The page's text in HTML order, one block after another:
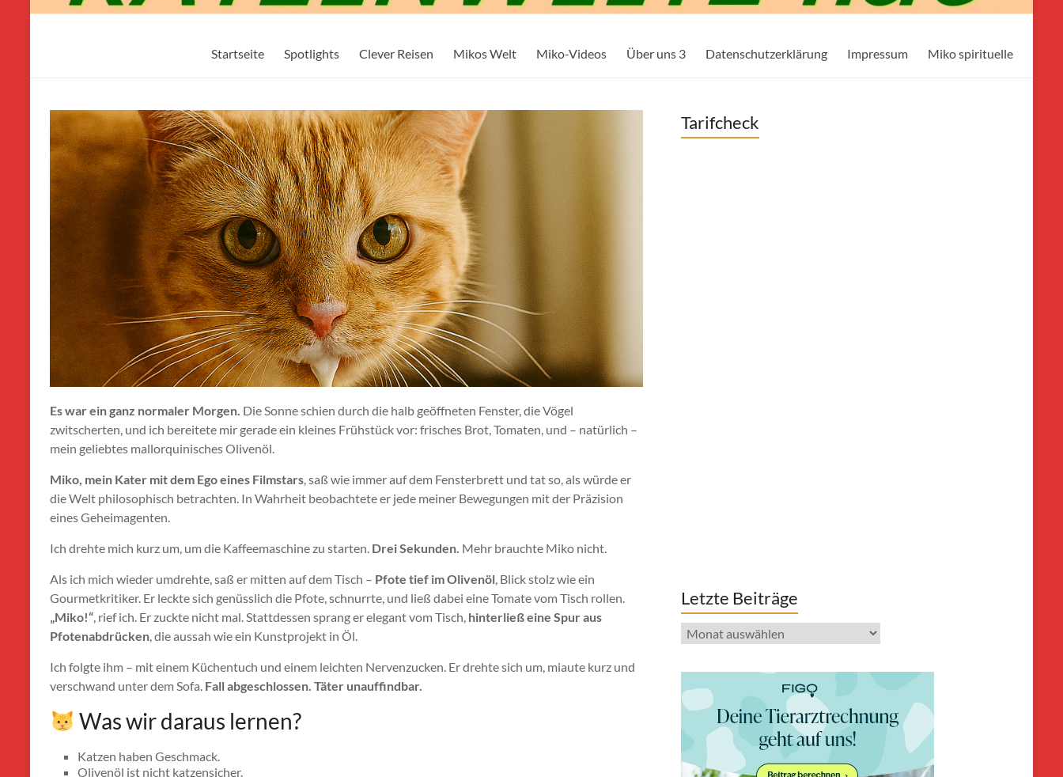
Startseite Spotlights Clever Reisen Mikos Welt Miko-Videos Über uns 3 Datenschutzerklärung Impressum Miko spirituelle
Es war ein ganz normaler Morgen. Die Sonne schien durch die halb geöffneten Fenster, die Vögel
zwitscherten, und ich bereitete mir gerade ein kleines Frühstück vor: frisches Brot, Tomaten, und – natürlich –
mein geliebtes mallorquinisches Olivenöl.
Miko, mein Kater mit dem Ego eines Filmstars, saß wie immer auf dem Fensterbrett und tat so, als würde er
die Welt philosophisch betrachten. In Wahrheit beobachtete er jede meiner Bewegungen mit der Präzision
eines Geheimagenten.
Ich drehte mich kurz um, um die Kaffeemaschine zu starten. Drei Sekunden. Mehr brauchte Miko nicht.
Als ich mich wieder umdrehte, saß er mitten auf dem Tisch – Pfote tief im Olivenöl, Blick stolz wie ein
Gourmetkritiker. Er leckte sich genüsslich die Pfote, schnurrte, und ließ dabei eine Tomate vom Tisch rollen.
„Miko!“, rief ich. Er zuckte nicht mal. Stattdessen sprang er elegant vom Tisch, hinterließ eine Spur aus
Pfotenabdrücken, die aussah wie ein Kunstprojekt in Öl.
Ich folgte ihm – mit einem Küchentuch und einem leichten Nervenzucken. Er drehte sich um, miaute kurz und
verschwand unter dem Sofa. Fall abgeschlossen. Täter unauffindbar.
Was wir daraus lernen?
Katzen haben Geschmack.
Olivenöl ist nicht katzensicher.
Tarifcheck
Letzte Beiträge
Letzte
Beiträge